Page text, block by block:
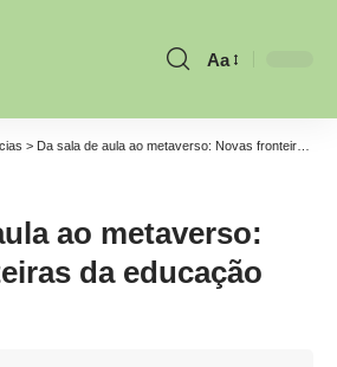
Font
Aa
> Da sala de aula ao metaverso: Novas fronteiras da educação digital
ao metaverso:
da educação